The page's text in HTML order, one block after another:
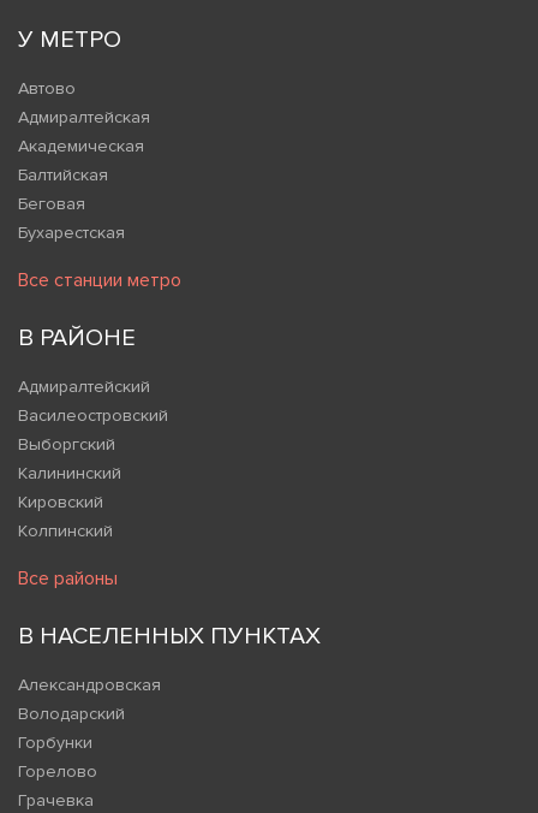
У МЕТРО
Автово
Адмиралтейская
Академическая
Балтийская
Беговая
Бухарестская
Все станции метро
В РАЙОНЕ
Адмиралтейский
Василеостровский
Выборгский
Калининский
Кировский
Колпинский
Все районы
В НАСЕЛЕННЫХ ПУНКТАХ
Александровская
Володарский
Горбунки
Горелово
Грачевка